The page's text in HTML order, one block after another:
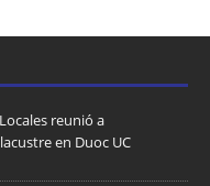
reunió a
en Duoc UC